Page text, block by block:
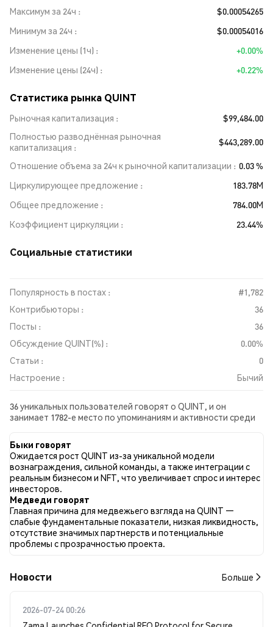
Максимум за 24ч
$0.00054265
Минимум за 24ч
$0.00054016
Изменение цены (1ч)
+0.00%
Изменение цены (24ч)
+0.22%
Статистика рынка QUINT
Рыночная капитализация
$99,484.00
Полностью разводнённая рыночная
капитализация
$443,289.00
Отношение объема за 24ч к рыночной капитализации
0.03 %
Циркулирующее предложение
183.78M
Общее предложение
784.00M
Коэффициент циркуляции
23.44%
Социальные статистики
Популярность в постах :
#1,782
Контрибьюторы :
36
Посты :
36
Обсуждение QUINT(%) :
0.00%
Статьи :
0
Настроение :
Бычий
36 уникальных пользователей говорят о QUINT, и он
занимает 1782-е место по упоминаниям и активности среди
отношении QUINT во всех социальных сетях было Бычий.
Всего было опубликовано 0 новостных статей о QUINT. В
Twitter 40.00% твитов имели бычий настрой по сравнению с
20.00% твитов с медвежьим настроем по QUINT. 40.00%
твитов были нейтральными по отношению к QUINT. Эти
данные основаны на 5 твитах.
Быки говорят
Ожидается рост QUINT из-за уникальной модели
вознаграждения, сильной команды, а также интеграции с
реальным бизнесом и NFT, что увеличивает спрос и интерес
инвесторов.
Медведи говорят
Главная причина для медвежьего взгляда на QUINT —
слабые фундаментальные показатели, низкая ликвидность,
отсутствие значимых партнерств и потенциальные
проблемы с прозрачностью проекта.
Новости Больше
2026-07-24 00:26